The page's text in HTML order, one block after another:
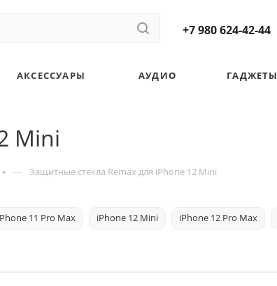
+7 980 624-42-44
АКСЕССУАРЫ АУДИО ГАДЖЕТЫ
Mini
— Защитные стекла Remax для iPhone 12 Mini
11 Pro Max iPhone 12 Mini iPhone 12 Pro Max